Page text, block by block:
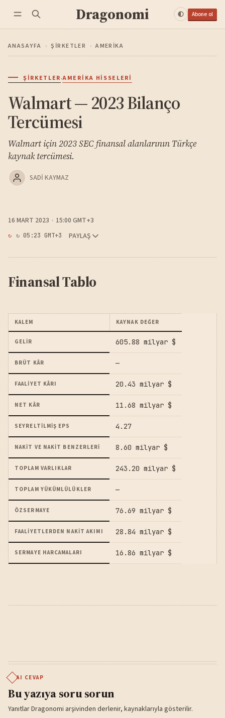
Dragonomi Abone ol
ANASAYFA › ŞIRKETLER › AMERIKA
ŞIRKETLER·AMERIKA HISSELERI
Walmart — 2023 Bilanço
Tercümesi
Walmart için 2023 SEC finansal alanlarının Türkçe
kaynak tercümesi.
SADI KAYMAZ
16 MART 2023 15:00 GMT+3
↻ 05:23 GMT+3 PAYLAŞ
Finansal Tablo
KALEM KAYNAK DEĞER
GELIR 605.88 milyar $
BRÜT KÂR —
FAALIYET KÂRI 20.43 milyar $
NET KÂR 11.68 milyar $
SEYRELTILMIŞ EPS 4.27
NAKIT VE NAKIT BENZERLERI 8.60 milyar $
TOPLAM VARLIKLAR 243.20 milyar $
TOPLAM YÜKÜMLÜLÜKLER —
ÖZSERMAYE 76.69 milyar $
FAALIYETLERDEN NAKIT AKIMI 28.84 milyar $
SERMAYE HARCAMALARI 16.86 milyar $
AI CEVAP
Bu yazıya soru sorun
Yanıtlar Dragonomi arşivinden derlenir, kaynaklarıyla gösterilir.